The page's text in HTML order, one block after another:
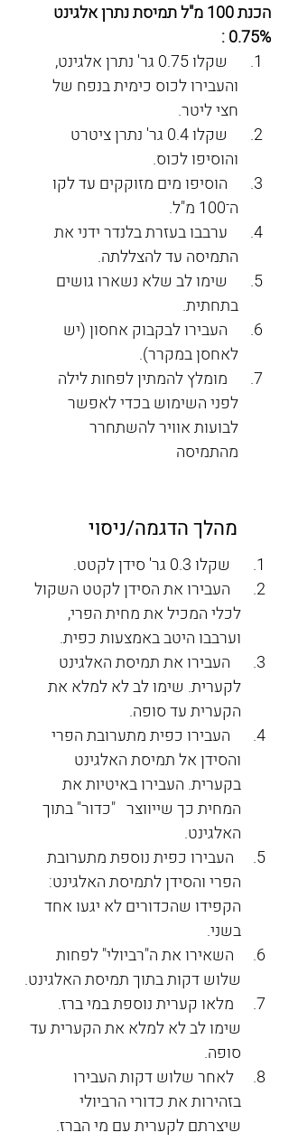
הכנת 100 מ"ל תמיסת נתרן אלגינט
0.75% :
שקלו 0.75 גר' נתרן אלגינט,
והעבירו לכוס כימית בנפח של
חצי ליטר.
שקלו 0.4 גר' נתרן ציטרט
והוסיפו לכוס.
הוסיפו מים מזוקקים עד לקו
ה־100 מ"ל.
ערבבו בעזרת בלנדר ידני את
התמיסה עד להצללתה.
שימו לב שלא נשארו גושים
בתחתית.
העבירו לבקבוק אחסון (יש
לאחסן במקרר).
   מומלץ להמתין לפחות לילה
לפני השימוש בכדי לאפשר
לבועות אוויר להשתחרר
מהתמיסה
מהלך הדגמה/ניסוי
שקלו 0.3 גר' סידן לקטט.
העבירו את הסידן לקטט השקול
לכלי המכיל את מחית הפרי,
וערבבו היטב באמצעות כפית.
העבירו את תמיסת האלגינט
לקערית. שימו לב לא למלא את
הקערית עד סופה.
העבירו כפית מתערובת הפרי
והסידן אל תמיסת האלגינט
בקערית. העבירו באיטיות את
המחית כך שייווצר   "כדור" בתוך
האלגינט.
העבירו כפית נוספת מתערובת
הפרי והסידן לתמיסת האלגינט:
הקפידו שהכדורים לא יגעו אחד
בשני.
השאירו את ה"רביולי" לפחות
שלוש דקות בתוך תמיסת האלגינט.
מלאו קערית נוספת במי ברז.
שימו לב לא למלא את הקערית עד
סופה.
לאחר שלוש דקות העבירו
בזהירות את כדורי הרביולי
שיצרתם לקערית עם מי הברז.